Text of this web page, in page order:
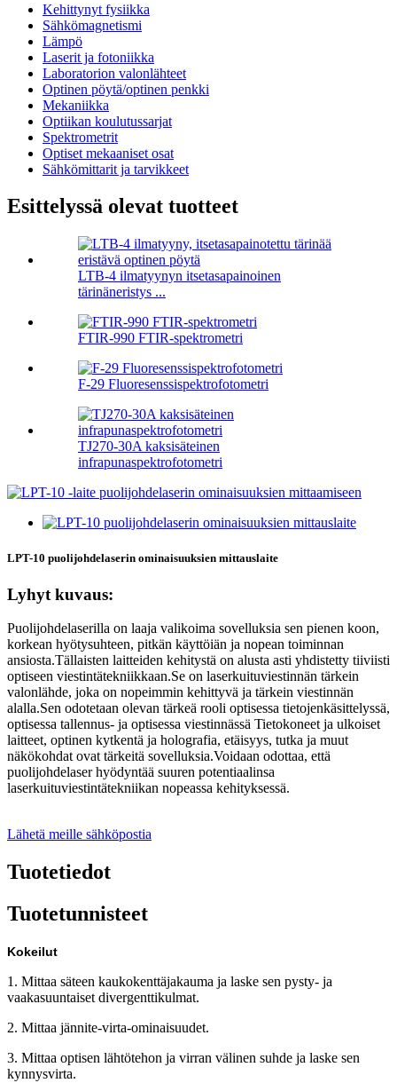
Kehittynyt fysiikka
Sähkömagnetismi
Lämpö
Laserit ja fotoniikka
Laboratorion valonlähteet
Optinen pöytä/optinen penkki
Mekaniikka
Optiikan koulutussarjat
Spektrometrit
Optiset mekaaniset osat
Sähkömittarit ja tarvikkeet
Esittelyssä olevat tuotteet
LTB-4 ilmatyynyn itsetasapainoinen
tärinäneristys ...
FTIR-990 FTIR-spektrometri
F-29 Fluoresenssispektrofotometri
TJ270-30A kaksisäteinen
infrapunaspektrofotometri
LPT-10 puolijohdelaserin ominaisuuksien mittauslaite
Lyhyt kuvaus:
Puolijohdelaserilla on laaja valikoima sovelluksia sen pienen koon,
korkean hyötysuhteen, pitkän käyttöiän ja nopean toiminnan
ansiosta.Tällaisten laitteiden kehitystä on alusta asti yhdistetty tiiviisti
optiseen viestintätekniikkaan.Se on laserkuituviestinnän tärkein
valonlähde, joka on nopeimmin kehittyvä ja tärkein viestinnän
alalla.Sen odotetaan olevan tärkeä rooli optisessa tietojenkäsittelyssä,
optisessa tallennus- ja optisessa viestinnässä Tietokoneet ja ulkoiset
laitteet, optinen kytkentä ja holografia, etäisyys, tutka ja muut
näkökohdat ovat tärkeitä sovelluksia.Voidaan odottaa, että
puolijohdelaser hyödyntää suuren potentiaalinsa
laserkuituviestintätekniikan nopeassa kehityksessä.
Lähetä meille sähköpostia
Tuotetiedot
Tuotetunnisteet
Kokeilut
1. Mittaa säteen kaukokenttäjakauma ja laske sen pysty- ja
vaakasuuntaiset divergenttikulmat.
2. Mittaa jännite-virta-ominaisuudet.
3. Mittaa optisen lähtötehon ja virran välinen suhde ja laske sen
kynnysvirta.